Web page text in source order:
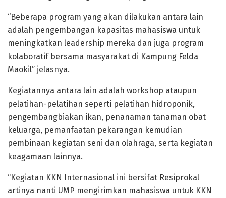
“Beberapa program yang akan dilakukan antara lain
adalah pengembangan kapasitas mahasiswa untuk
meningkatkan leadership mereka dan juga program
kolaboratif bersama masyarakat di Kampung Felda
Maokil” jelasnya.
Kegiatannya antara lain adalah workshop ataupun
pelatihan-pelatihan seperti pelatihan hidroponik,
pengembangbiakan ikan, penanaman tanaman obat
keluarga, pemanfaatan pekarangan kemudian
pembinaan kegiatan seni dan olahraga, serta kegiatan
keagamaan lainnya.
“Kegiatan KKN Internasional ini bersifat Resiprokal
artinya nanti UMP mengirimkan mahasiswa untuk KKN